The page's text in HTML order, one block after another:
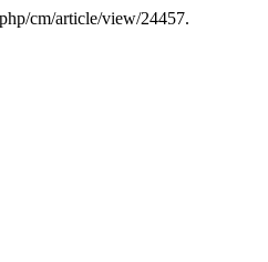
cm/article/view/24457.